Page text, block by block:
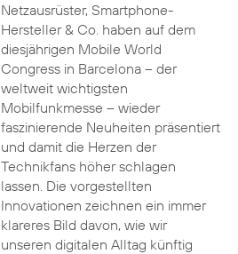
Netzausrüster, Smartphone-
Hersteller & Co. haben auf dem
diesjährigen Mobile World
Congress in Barcelona – der
weltweit wichtigsten
Mobilfunkmesse – wieder
faszinierende Neuheiten präsentiert
und damit die Herzen der
Technikfans höher schlagen
lassen. Die vorgestellten
Innovationen zeichnen ein immer
klareres Bild davon, wie wir
unseren digitalen Alltag künftig